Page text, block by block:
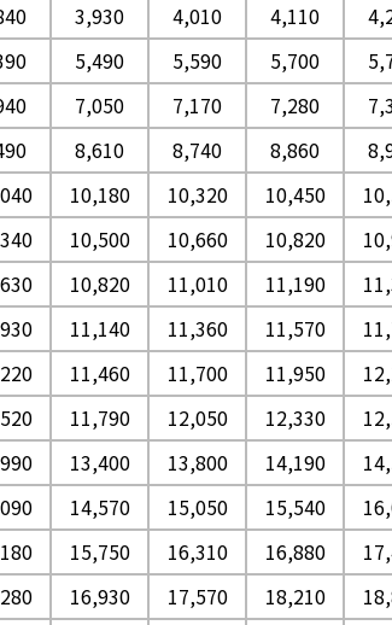
3,930 4,010 4,110
5,490 5,590 5,700
7,050 7,170 7,280
8,610 8,740 8,860
10,180 10,320 10,450
10,500 10,660 10,820
10,820 11,010 11,190
11,140 11,360 11,570
11,460 11,700 11,950
11,790 12,050 12,330
13,400 13,800 14,190
14,570 15,050 15,540
15,750 16,310 16,880
16,930 17,570 18,210